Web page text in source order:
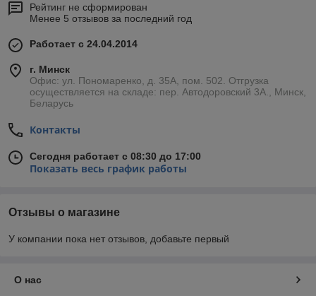
Рейтинг не сформирован
Менее 5 отзывов за последний год
Работает с 24.04.2014
г. Минск
Офис: ул. Пономаренко, д. 35А, пом. 502. Отгрузка
осуществляется на складе: пер. Автодоровский 3А., Минск,
Беларусь
Контакты
Сегодня работает с 08:30 до 17:00
Показать весь график работы
Отзывы о магазине
У компании пока нет отзывов, добавьте первый
О нас